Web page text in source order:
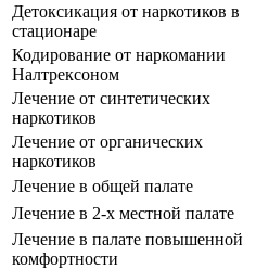
Детоксикация от наркотиков в
стационаре
Кодирование от наркомании
Налтрексоном
Лечение от синтетических
наркотиков
Лечение от органических
наркотиков
Лечение в общей палате
Лечение в 2-х местной палате
Лечение в палате повышенной
комфортности